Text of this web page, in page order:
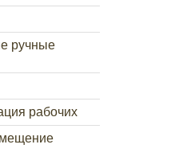
ручные
рабочих